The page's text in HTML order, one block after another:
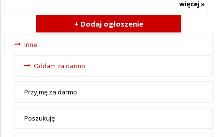
więcej »
+ Dodaj ogłoszenie
Ogłoszenia
menu-Inne
Inne
Oddam za darmo
Przyjmę za darmo
Poszukuję